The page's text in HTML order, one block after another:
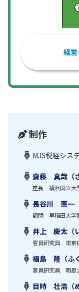
経
制作
MJS税経シス
齋藤 真哉（
座長 横浜国立大
長谷川 惠一
顧問 早稲田大学
井上 慶太（
客員研究員 東京
福島 隆（ふ
客員研究員 明星
目時 壮浩（